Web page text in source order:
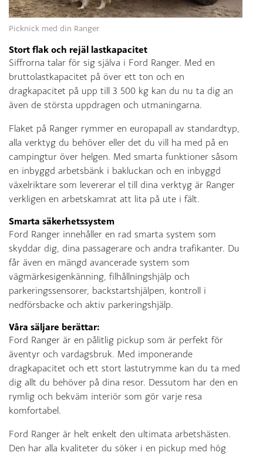
Picknick med din Ranger
Stort flak och rejäl lastkapacitet
Siffrorna talar för sig själva i Ford Ranger. Med en
bruttolastkapacitet på över ett ton och en
dragkapacitet på upp till 3 500 kg kan du nu ta dig an
även de största uppdragen och utmaningarna.
Flaket på Ranger rymmer en europapall av standardtyp,
alla verktyg du behöver eller det du vill ha med på en
campingtur över helgen. Med smarta funktioner såsom
en inbyggd arbetsbänk i bakluckan och en inbyggd
växelriktare som levererar el till dina verktyg är Ranger
verkligen en arbetskamrat att lita på ute i fält.
Smarta säkerhetssystem
Ford Ranger innehåller en rad smarta system som
skyddar dig, dina passagerare och andra trafikanter. Du
får även en mängd avancerade system som
vägmärkesigenkänning, filhållningshjälp och
parkeringssensorer, backstartshjälpen, kontroll i
nedförsbacke och aktiv parkeringshjälp.
Våra säljare berättar:
Ford Ranger är en pålitlig pickup som är perfekt för
äventyr och vardagsbruk. Med imponerande
dragkapacitet och ett stort lastutrymme kan du ta med
dig allt du behöver på dina resor. Dessutom har den en
rymlig och bekväm interiör som gör varje resa
komfortabel.
Ford Ranger är helt enkelt den ultimata arbetshästen.
Den har alla kvaliteter du söker i en pickup med hög